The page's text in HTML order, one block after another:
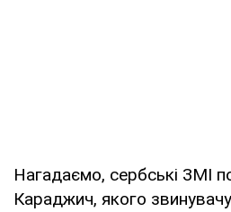
Нагадаємо, сербські ЗМІ
Караджич, якого